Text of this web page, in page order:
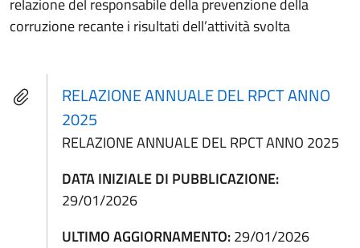
relazione del responsabile della prevenzione della
corruzione recante i risultati dell’attività svolta
RELAZIONE ANNUALE DEL RPCT ANNO
2025
RELAZIONE ANNUALE DEL RPCT ANNO 2025
DATA INIZIALE DI PUBBLICAZIONE:
29/01/2026
ULTIMO AGGIORNAMENTO:29/01/2026